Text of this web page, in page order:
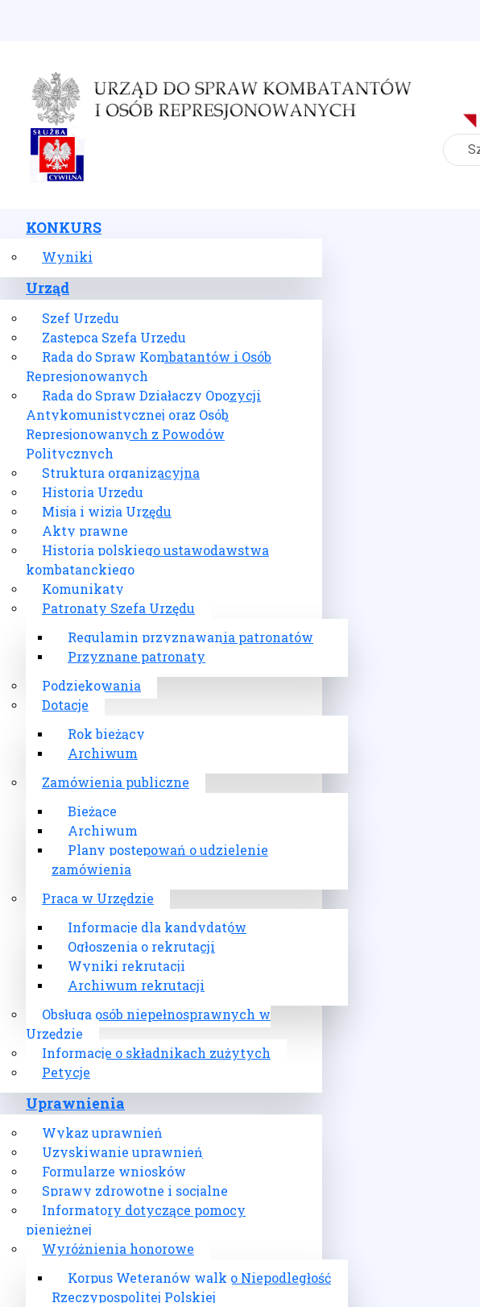
Szukaj
KONKURS
Wyniki
Urząd
Szef Urzędu
Zastępca Szefa Urzędu
Rada do Spraw Kombatantów i Osób
Represjonowanych
Rada do Spraw Działaczy Opozycji
Antykomunistycznej oraz Osób
Represjonowanych z Powodów
Politycznych
Struktura organizacyjna
Historia Urzędu
Misja i wizja Urzędu
Akty prawne
Historia polskiego ustawodawstwa
kombatanckiego
Komunikaty
Patronaty Szefa Urzędu
Regulamin przyznawania patronatów
Przyznane patronaty
Podziękowania
Dotacje
Rok bieżący
Archiwum
Zamówienia publiczne
Bieżące
Archiwum
Plany postępowań o udzielenie
zamówienia
Praca w Urzędzie
Informacje dla kandydatów
Ogłoszenia o rekrutacji
Wyniki rekrutacji
Archiwum rekrutacji
Obsługa osób niepełnosprawnych w
Urzędzie
Informacje o składnikach zużytych
Petycje
Uprawnienia
Wykaz uprawnień
Uzyskiwanie uprawnień
Formularze wniosków
Sprawy zdrowotne i socjalne
Informatory dotyczące pomocy
pieniężnej
Wyróżnienia honorowe
Korpus Weteranów walk o Niepodległość
Rzeczypospolitej Polskiej